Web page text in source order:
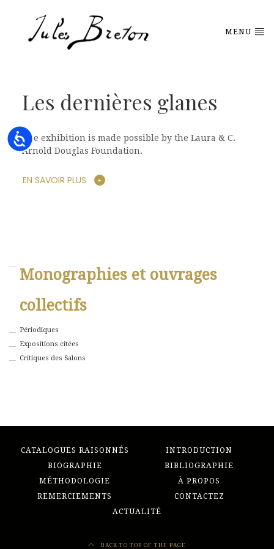
Accessibility
MENU
Les dernières glanes
The exhibition is made possible by the Laura & C.
Arnold Douglas Foundation.
EN SAVOIR PLUS
Monographies et ouvrages
collectifs
Périodiques
Expositions citées
Critiques des Salons
CATALOGUES RAISONNÉS
INTRODUCTION
BIOGRAPHIE
BIBLIOGRAPHIE
MÉTHODOLOGIE
À PROPOS
REMERCIEMENTS
CONTACTEZ
ACTUALITÉ
BACK TO TOP OF THE PAGE